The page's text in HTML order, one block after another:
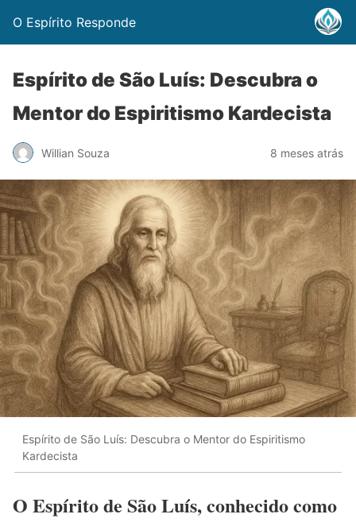
O Espírito Responde
Espírito de São Luís: Descubra o
Mentor do Espiritismo Kardecista
Willian Souza 8 meses atrás
Espírito de São Luís: Descubra o Mentor do Espiritismo
Kardecista
O Espírito de São Luís, conhecido como